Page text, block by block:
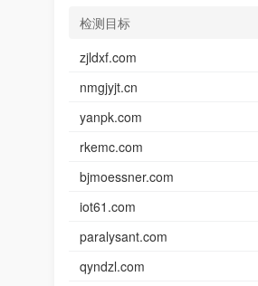
检测目标
zjldxf.com
nmgjyjt.cn
yanpk.com
rkemc.com
bjmoessner.com
iot61.com
paralysant.com
qyndzl.com